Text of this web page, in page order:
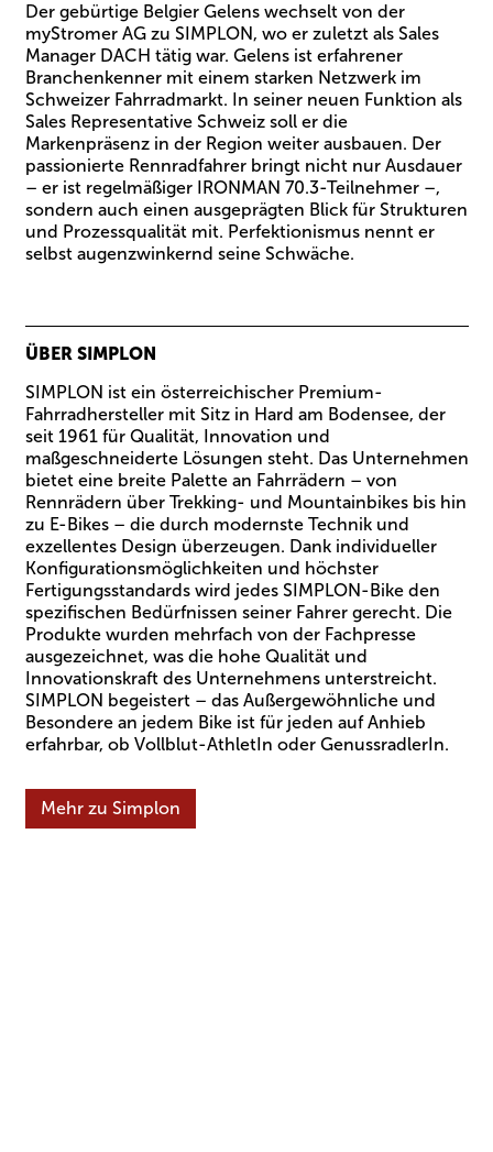
Der gebürtige Belgier Gelens wechselt von der
myStromer AG zu SIMPLON, wo er zuletzt als Sales
Manager DACH tätig war. Gelens ist erfahrener
Branchenkenner mit einem starken Netzwerk im
Schweizer Fahrradmarkt. In seiner neuen Funktion als
Sales Representative Schweiz soll er die
Markenpräsenz in der Region weiter ausbauen. Der
passionierte Rennradfahrer bringt nicht nur Ausdauer
– er ist regelmäßiger IRONMAN 70.3-Teilnehmer –,
sondern auch einen ausgeprägten Blick für Strukturen
und Prozessqualität mit. Perfektionismus nennt er
selbst augenzwinkernd seine Schwäche.
ÜBER SIMPLON
SIMPLON ist ein österreichischer Premium-
Fahrradhersteller mit Sitz in Hard am Bodensee, der
seit 1961 für Qualität, Innovation und
maßgeschneiderte Lösungen steht. Das Unternehmen
bietet eine breite Palette an Fahrrädern – von
Rennrädern über Trekking- und Mountainbikes bis hin
zu E-Bikes – die durch modernste Technik und
exzellentes Design überzeugen. Dank individueller
Konfigurationsmöglichkeiten und höchster
Fertigungsstandards wird jedes SIMPLON-Bike den
spezifischen Bedürfnissen seiner Fahrer gerecht. Die
Produkte wurden mehrfach von der Fachpresse
ausgezeichnet, was die hohe Qualität und
Innovationskraft des Unternehmens unterstreicht.
SIMPLON begeistert – das Außergewöhnliche und
Besondere an jedem Bike ist für jeden auf Anhieb
erfahrbar, ob Vollblut-AthletIn oder GenussradlerIn.
Mehr zu Simplon